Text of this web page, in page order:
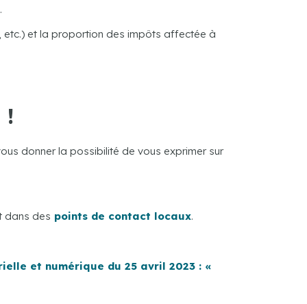
.
etc.) et la proportion des impôts affectée à
!
donner la possibilité de vous exprimer sur
dans des points de contact locaux.
et numérique du 25 avril 2023 : «